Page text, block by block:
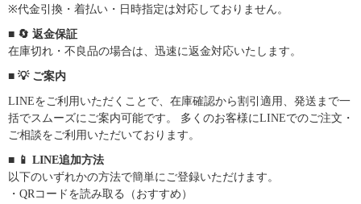
※代金引換・着払い・日時指定は対応しておりません。
■ 🔄 返金保証
在庫切れ・不良品の場合は、迅速に返金対応いたします。
■ 💡 ご案内
LINEをご利用いただくことで、在庫確認から割引適用、発送まで一
括でスムーズにご案内可能です。 多くのお客様にLINEでのご注文・
ご相談をご利用いただいております。
■ 📱 LINE追加方法
以下のいずれかの方法で簡単にご登録いただけます。
・QRコードを読み取る（おすすめ）